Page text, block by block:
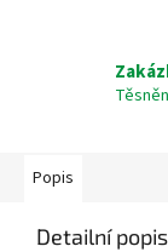
Popis
Detailní